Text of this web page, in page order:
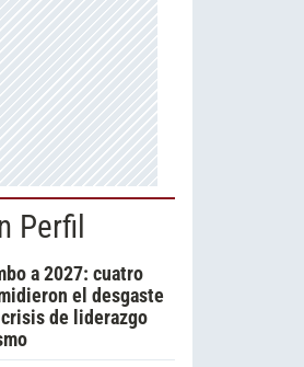
Perfil
a 2027: cuatro
el desgaste
de liderazgo